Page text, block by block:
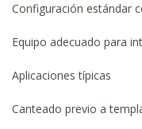
Configuración estándar
Equipo adecuado para
Aplicaciones típicas
Canteado previo a